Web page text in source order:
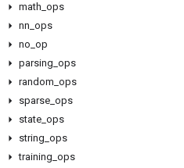
math ops
nn ops
no op
parsing ops
random ops
sparse ops
state ops
string ops
training ops